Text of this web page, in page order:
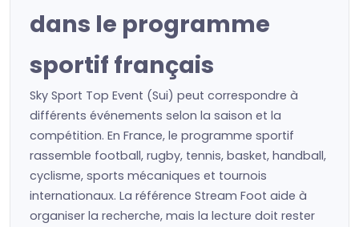
dans le programme
sportif français
Sky Sport Top Event (Sui) peut correspondre à
différents événements selon la saison et la
compétition. En France, le programme sportif
rassemble football, rugby, tennis, basket, handball,
cyclisme, sports mécaniques et tournois
internationaux. La référence Stream Foot aide à
organiser la recherche, mais la lecture doit rester